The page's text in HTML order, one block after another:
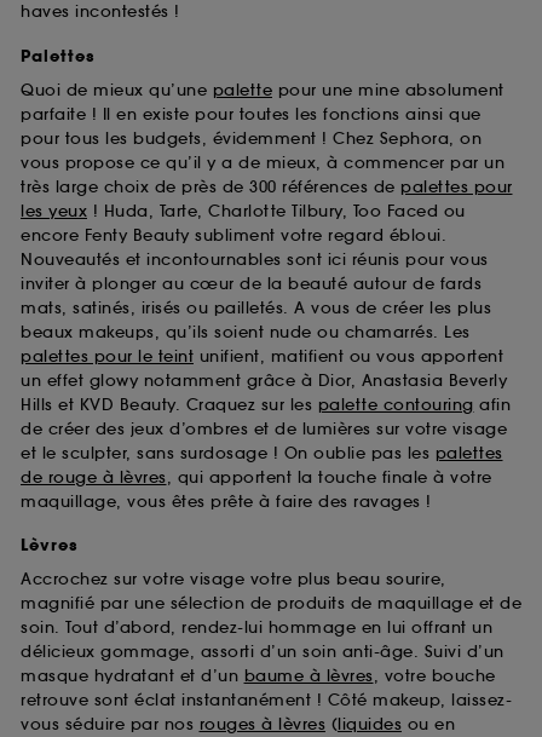
haves incontestés !
Palettes
Quoi de mieux qu’une palette pour une mine absolument
parfaite ! Il en existe pour toutes les fonctions ainsi que
pour tous les budgets, évidemment ! Chez Sephora, on
vous propose ce qu’il y a de mieux, à commencer par un
très large choix de près de 300 références de palettes pour
les yeux ! Huda, Tarte, Charlotte Tilbury, Too Faced ou
encore Fenty Beauty subliment votre regard ébloui.
Nouveautés et incontournables sont ici réunis pour vous
inviter à plonger au cœur de la beauté autour de fards
mats, satinés, irisés ou pailletés. A vous de créer les plus
beaux makeups, qu’ils soient nude ou chamarrés. Les
palettes pour le teint unifient, matifient ou vous apportent
un effet glowy notamment grâce à Dior, Anastasia Beverly
Hills et KVD Beauty. Craquez sur les palette contouring afin
de créer des jeux d’ombres et de lumières sur votre visage
et le sculpter, sans surdosage ! On oublie pas les palettes
de rouge à lèvres, qui apportent la touche finale à votre
maquillage, vous êtes prête à faire des ravages !
Lèvres
Accrochez sur votre visage votre plus beau sourire,
magnifié par une sélection de produits de maquillage et de
soin. Tout d’abord, rendez-lui hommage en lui offrant un
délicieux gommage, assorti d’un soin anti-âge. Suivi d’un
masque hydratant et d’un baume à lèvres, votre bouche
retrouve sont éclat instantanément ! Côté makeup, laissez-
vous séduire par nos rouges à lèvres (liquides ou en